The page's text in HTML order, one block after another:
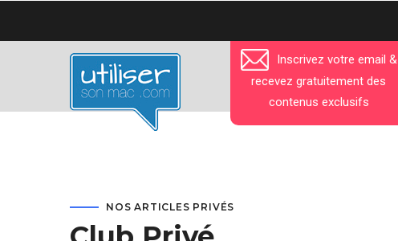
Inscrivez votre email &
recevez gratuitement des
contenus exclusifs
NOS ARTICLES PRIVÉS